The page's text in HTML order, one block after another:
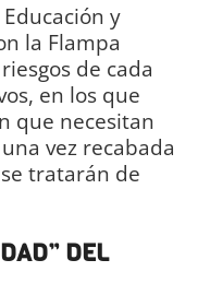
y
la Flampa
de cada
en los que
que necesitan
vez recabada
tratarán de
DEL